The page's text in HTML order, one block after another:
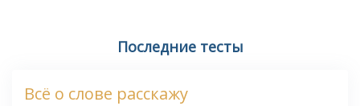
Последние тесты
Всё о слове расскажу